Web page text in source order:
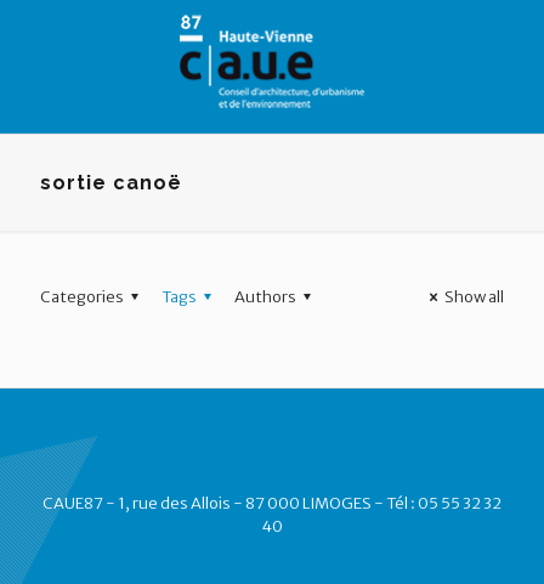
sortie canoë
Categories Tags Authors Show all
CAUE87 - 1, rue des Allois - 87 000 LIMOGES - Tél : 05 55 32 32
40
Panneau de gestion des cookies